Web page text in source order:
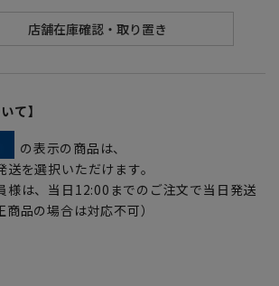
て】
の表示の商品は、
を選択いただけます。
様は、当日12:00までのご注文で当日発送
品の場合は対応不可）